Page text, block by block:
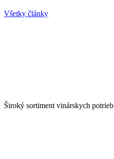
Všetky články
Široký sortiment vinárskych potrieb